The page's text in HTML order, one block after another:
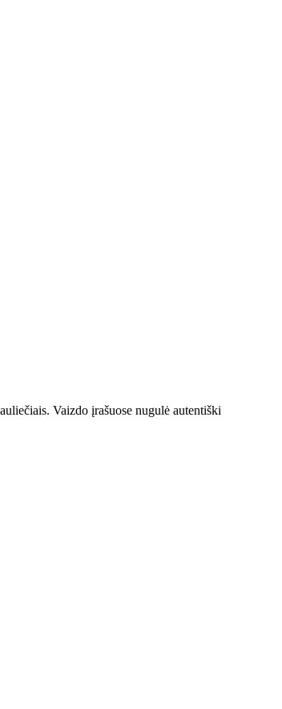
Vaizdo įrašuose nugulė autentiški